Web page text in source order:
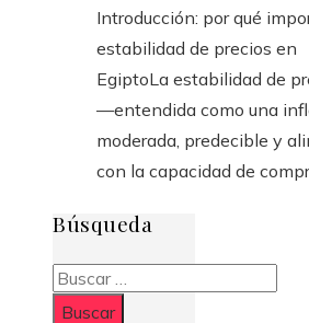
Introducción: por qué
estabilidad de precios en
EgiptoLa estabilidad de
—entendida como una
moderada, predecible y
con la capacidad de
Búsqueda
Buscar: